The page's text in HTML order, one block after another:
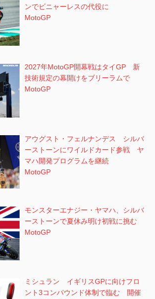
ンでビニャーレスの代役に
MotoGP
2027年MotoGP開幕戦はタイGP 新
技術規定の幕開けをブリーラムで
MotoGP
アウグスト・フェルナンデス シルバ
ーストーンにワイルドカード参戦 ヤ
マハ開発プログラムを継続
MotoGP
モンスターエナジー・ヤマハ、シルバ
ーストーンで夏休み明け初戦に挑む
MotoGP
ミシュラン イギリスGPに向けフロ
ント3コンパウンド体制で臨む 開催